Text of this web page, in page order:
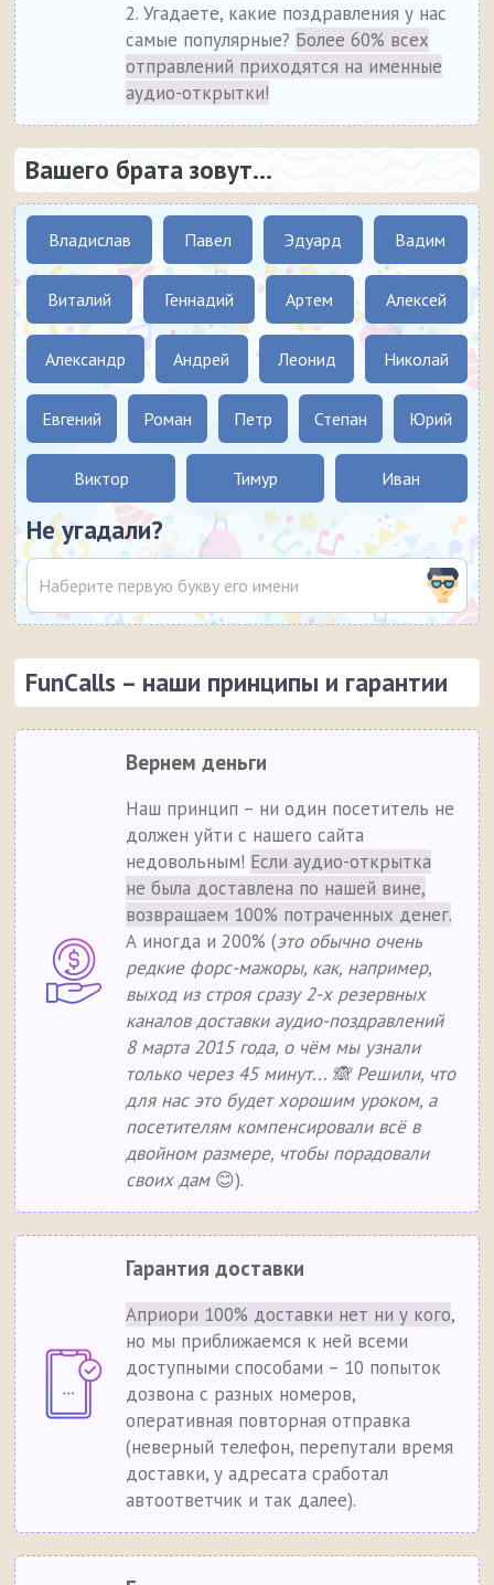
2. Угадаете, какие поздравления у нас
самые популярные? Более 60% всех
отправлений приходятся на именные
аудио-открытки!
Вашего брата зовут...
Владислав Павел Эдуард Вадим
Виталий Геннадий Артем Алексей
Александр Андрей Леонид Николай
Евгений Роман Петр Степан Юрий
Виктор Тимур Иван
Не угадали?
FunCalls – наши принципы и гарантии
Вернем деньги
Наш принцип – ни один посетитель не
должен уйти с нашего сайта
недовольным! Если аудио-открытка
не была доставлена по нашей вине,
возвращаем 100% потраченных денег.
А иногда и 200% (это обычно очень
редкие форс-мажоры, как, например,
выход из строя сразу 2-х резервных
каналов доставки аудио-поздравлений
8 марта 2015 года, о чём мы узнали
только через 45 минут... 🙈 Решили, что
для нас это будет хорошим уроком, а
посетителям компенсировали всё в
двойном размере, чтобы порадовали
своих дам😊).
Гарантия доставки
Априори 100% доставки нет ни у кого,
но мы приближаемся к ней всеми
доступными способами – 10 попыток
дозвона с разных номеров,
оперативная повторная отправка
(неверный телефон, перепутали время
доставки, у адресата сработал
автоответчик и так далее).